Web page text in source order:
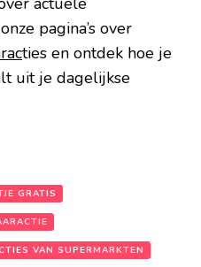
pagina’s over
ties en ontdek hoe je
uit je dagelijkse
GRATIS
VAN SUPERMARKTEN